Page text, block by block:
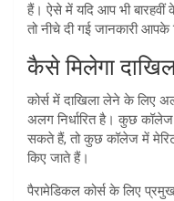
हैं। ऐसे में यदि आप भी बारहवीं
तो नीचे दी गई जानकारी आपके
कैसे मिलेगा
कोर्स में दाखिला लेने के लिए
अलग निर्धारित है। कुछ
सकते हैं, तो कुछ कॉलेज में मेरिट
किए जाते हैं।
पैरामेडिकल कोर्स के लिए